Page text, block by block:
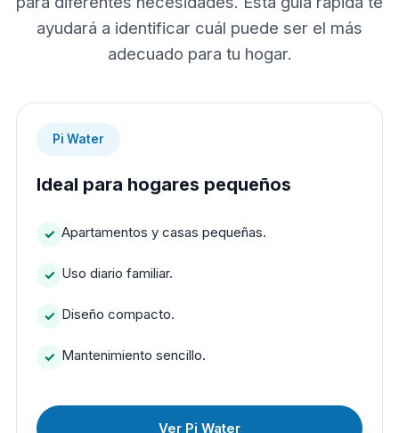
ayudará a identificar cuál puede ser el más
adecuado para tu hogar.
Pi Water
Ideal para hogares pequeños
Apartamentos y casas pequeñas.
Uso diario familiar.
Diseño compacto.
Mantenimiento sencillo.
Ver Pi Water